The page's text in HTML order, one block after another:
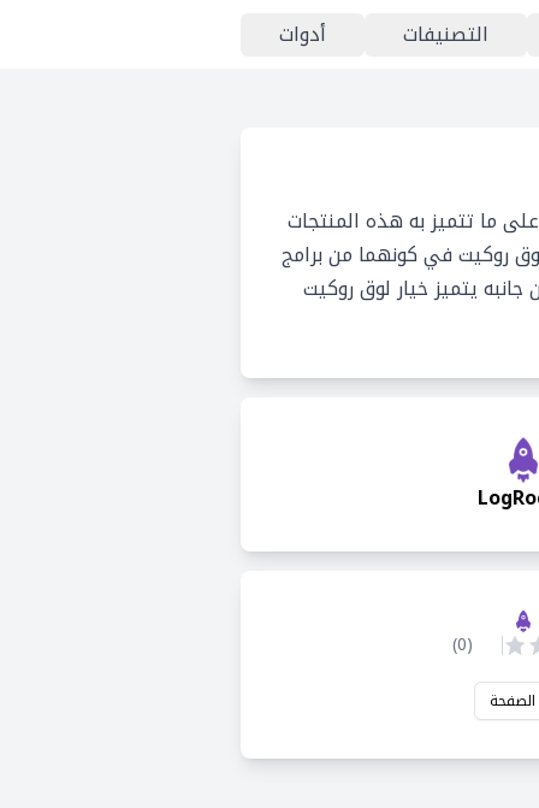
التصنيفات أدوات
ما تتميز به هذه المنتجات
روكيت في كونهما من برامج
يتميز خيار لوق روكيت
(
0
)
الصفحة